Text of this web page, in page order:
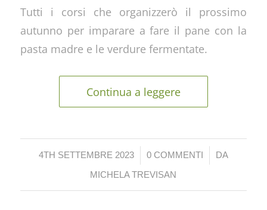
Tutti i corsi che organizzerò il prossimo
autunno per imparare a fare il pane con la
pasta madre e le verdure fermentate.
Continua a leggere
4TH SETTEMBRE 2023
/ 0 COMMENTI
/ DA
MICHELA TREVISAN